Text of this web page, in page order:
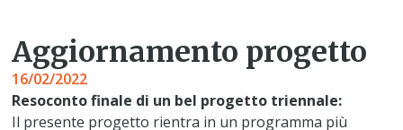
Aggiornamento progetto
16/02/2022
Resoconto finale di un bel progetto triennale:
Il presente progetto rientra in un programma più